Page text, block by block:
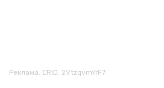
Реклама. ERID: 2VtzqvmYrF7